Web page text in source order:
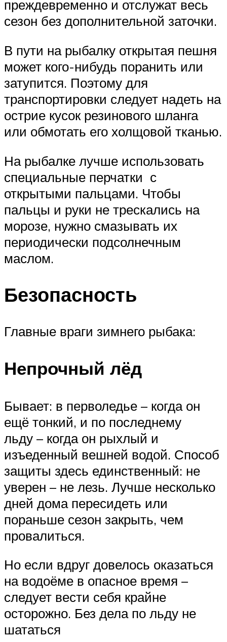
преждевременно и отслужат весь
сезон без дополнительной заточки.
В пути на рыбалку открытая пешня
может кого-нибудь поранить или
затупится. Поэтому для
транспортировки следует надеть на
острие кусок резинового шланга
или обмотать его холщовой тканью.
На рыбалке лучше использовать
специальные перчатки с
открытыми пальцами. Чтобы
пальцы и руки не трескались на
морозе, нужно смазывать их
периодически подсолнечным
маслом.
Безопасность
Главные враги зимнего рыбака:
Непрочный лёд
Бывает: в перволедье – когда он
ещё тонкий, и по последнему
льду – когда он рыхлый и
изъеденный вешней водой. Способ
защиты здесь единственный: не
уверен – не лезь. Лучше несколько
дней дома пересидеть или
пораньше сезон закрыть, чем
провалиться.
Но если вдруг довелось оказаться
на водоёме в опасное время –
следует вести себя крайне
осторожно. Без дела по льду не
шататься